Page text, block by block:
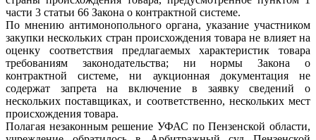
части 3 статьи 66 Закона о контрактной системе.
По мнению антимонопольного органа, указание участником
закупки нескольких стран происхождения товара не влияет на
оценку соответствия предлагаемых характеристик товара
требованиям законодательства; ни нормы Закона о
контрактной системе, ни аукционная документация не
содержат запрета на включение в заявку сведений о
нескольких поставщиках, и соответственно, нескольких мест
происхождения товара.
Полагая незаконным решение УФАС по Пензенской области,